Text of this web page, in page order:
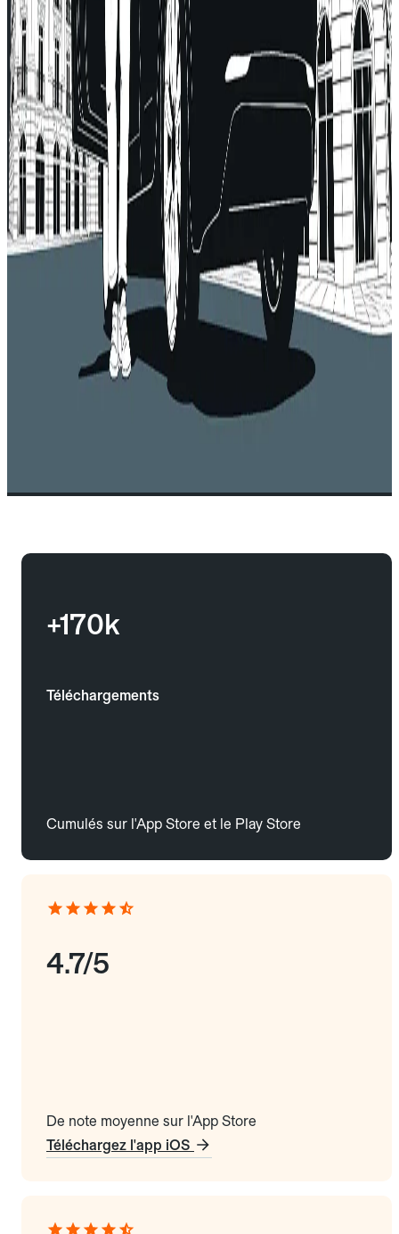
+170k
Téléchargements
Cumulés sur l'App Store et le Play Store
4.7/5
De note moyenne sur l'App Store
Téléchargez l'app iOS